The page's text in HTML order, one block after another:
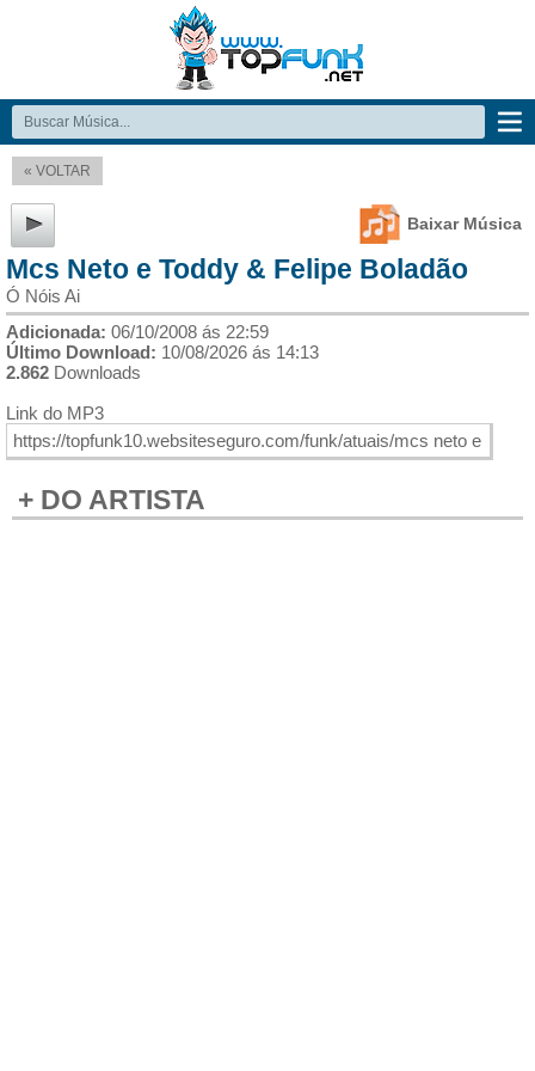
« VOLTAR
Baixar Música
Mcs Neto e Toddy & Felipe Boladão
Ó Nóis Ai
Adicionada: 06/10/2008 ás 22:59
Último Download: 10/08/2026 ás 14:13
2.862 Downloads
Link do MP3
+ DO ARTISTA